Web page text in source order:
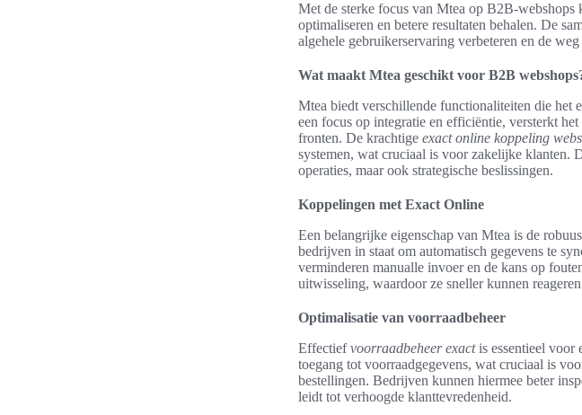
Met de sterke focus van Mtea op B2B-webshops
optimaliseren en betere resultaten behalen. De
algehele gebruikerservaring verbeteren en de
Wat maakt Mtea geschikt voor B2B
Mtea biedt verschillende functionaliteiten die het
een focus op integratie en efficiëntie, versterkt
fronten. De krachtige exact online koppeling
systemen, wat cruciaal is voor zakelijke klanten.
operaties, maar ook strategische beslissingen.
Koppelingen met Exact Online
Een belangrijke eigenschap van Mtea is de
bedrijven in staat om automatisch gegevens te
verminderen manualle invoer en de kans op
uitwisseling, waardoor ze sneller kunnen
Optimalisatie van voorraadbeheer
Effectiefvoorraadbeheer exactis essentieel voor
toegang tot voorraadgegevens, wat cruciaal is
bestellingen. Bedrijven kunnen hiermee beter
leidt tot verhoogde klanttevredenheid.